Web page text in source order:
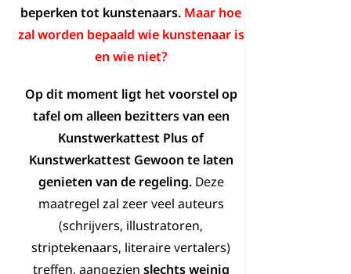
beperken tot kunstenaars. Maar hoe
zal worden bepaald wie kunstenaar is
en wie niet?
Op dit moment ligt het voorstel op
tafel om alleen bezitters van een
Kunstwerkattest Plus of
Kunstwerkattest Gewoon te laten
genieten van de regeling.Deze
maatregel zal zeer veel auteurs
(schrijvers, illustratoren,
striptekenaars, literaire vertalers)
treffen, aangezien slechts weinig